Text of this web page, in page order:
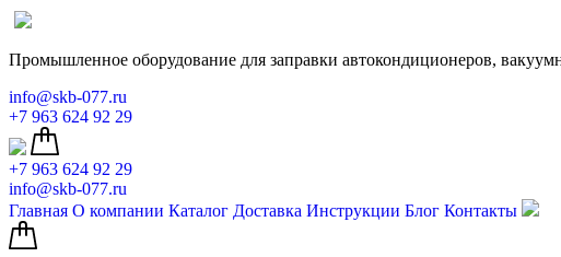
Промышленное оборудование для заправки автокондиционеров,
info@skb-077.ru
+7 963 624 92 29
+7 963 624 92 29
info@skb-077.ru
Главная О компании Каталог Доставка Инструкции Блог Контакты